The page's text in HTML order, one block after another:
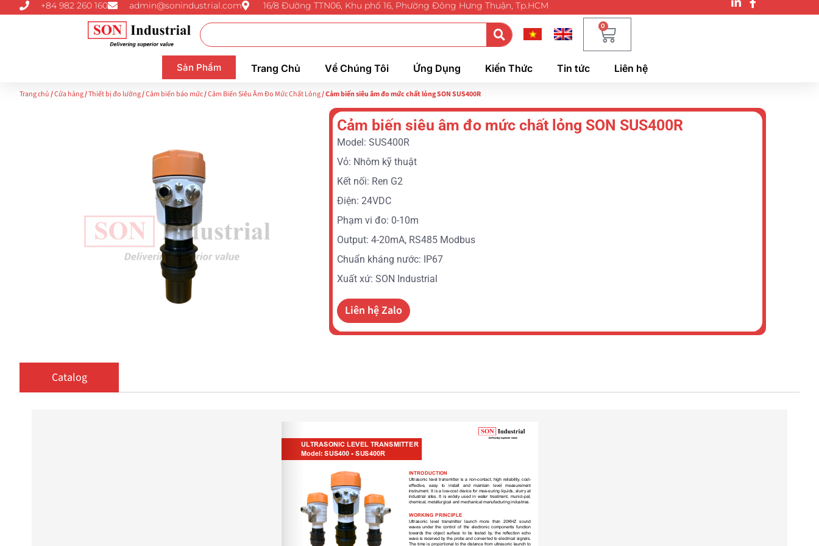
+84 982 260 160 admin@sonindustrial.com 16/8 Đường TTN06, Khu phố 16, Phường Đông Hưng Thuận, Tp.HCM
0
Sản Phẩm Trang Chủ Về Chúng Tôi Ứng Dụng Kiến Thức Tin tức Liên hệ
Trang chủ/Cửa hàng/Thiết bị đo lường/Cảm biến báo mức/Cảm Biến Siêu Âm Đo Mức Chất Lỏng/ Cảm biến siêu âm đo mức chất lỏng SON SUS400R
Cảm biến siêu âm đo mức chất lỏng SON SUS400R
Model: SUS400R
Vỏ: Nhôm kỹ thuật
Kết nối: Ren G2
Điện: 24VDC
Phạm vi đo: 0-10m
Output: 4-20mA, RS485 Modbus
Chuẩn kháng nước: IP67
Xuất xứ: SON Industrial
Liên hệ Zalo
Catalog